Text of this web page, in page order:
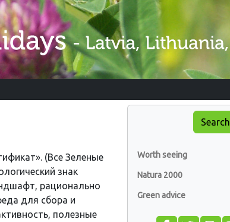
(Все Зеленые
знак
рационально
для сбора и
полезные
Search
Worth seeing
Natura 2000
Green advice